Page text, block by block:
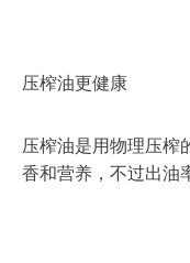
压榨油更健康
压榨油是用物理压榨
香和营养，不过出油